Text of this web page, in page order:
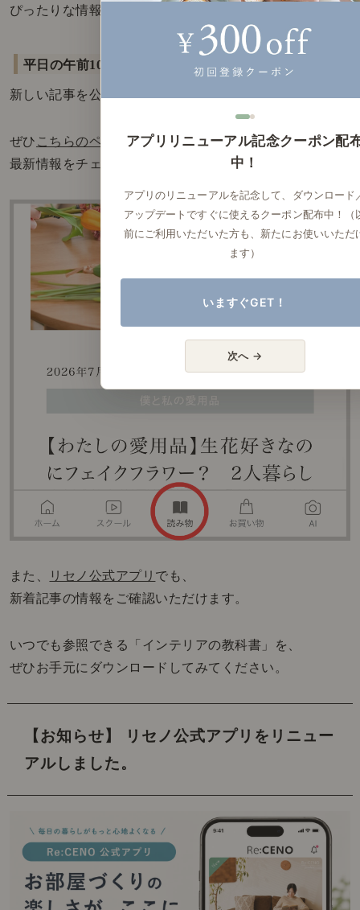
ぴったりな情報をお届けします。
平日の午前10時
新しい記事を公開しております。
ぜひ こちらのページをブックマークして、
最新情報をチェックしてみてください！
また、 リセノ公式アプリ でも、
新着記事の情報をご確認いただけます。
いつでも参照できる「インテリアの教科書」を、
ぜひお手元にダウンロードしてみてください。
【お知らせ】 リセノ公式アプリをリニュー
アルしました。
アプリリニューアル記念クーポン配
中！
アプリのリニューアルを記念して、ダウンロード
アップデートですぐに使えるクーポン配布中！（
前にご利用いただいた方も、新たにお使いいただ
ます）
いますぐGET！
次へ →